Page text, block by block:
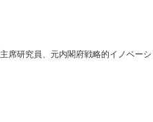
席研究員、元内閣府戦略的イノベー